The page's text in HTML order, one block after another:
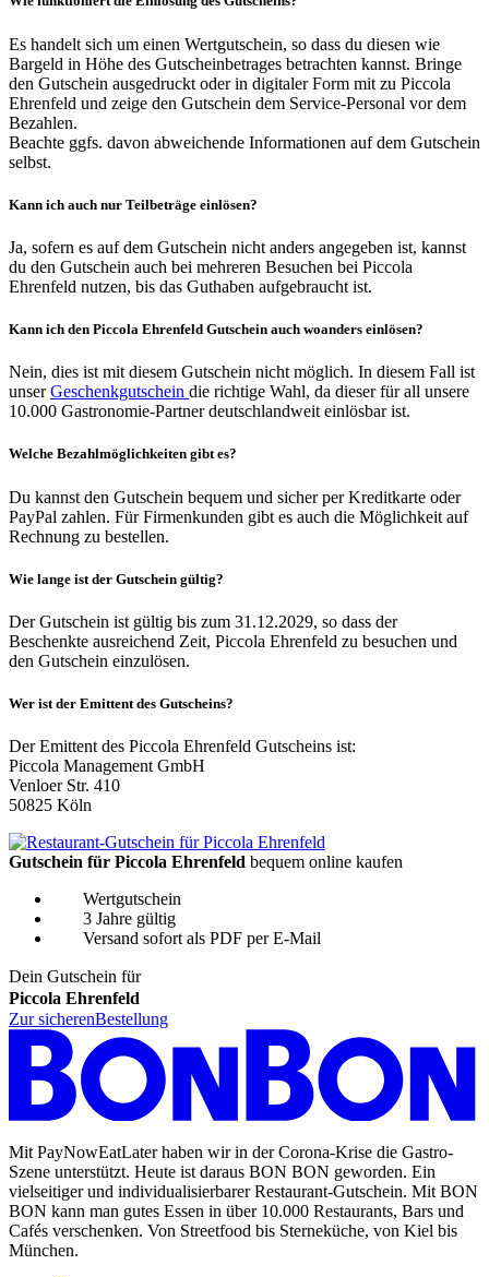
Es handelt sich um einen Wertgutschein, so dass du diesen wie
Bargeld in Höhe des Gutscheinbetrages betrachten kannst. Bringe
den Gutschein ausgedruckt oder in digitaler Form mit zu Piccola
Ehrenfeld und zeige den Gutschein dem Service-Personal vor dem
Bezahlen.
Beachte ggfs. davon abweichende Informationen auf dem Gutschein
selbst.
Kann ich auch nur Teilbeträge einlösen?
Ja, sofern es auf dem Gutschein nicht anders angegeben ist, kannst
du den Gutschein auch bei mehreren Besuchen bei Piccola
Ehrenfeld nutzen, bis das Guthaben aufgebraucht ist.
Kann ich den Piccola Ehrenfeld Gutschein auch woanders einlösen?
Nein, dies ist mit diesem Gutschein nicht möglich. In diesem Fall ist
unserGeschenkgutschein die richtige Wahl, da dieser für all unsere
10.000 Gastronomie-Partner deutschlandweit einlösbar ist.
Welche Bezahlmöglichkeiten gibt es?
Du kannst den Gutschein bequem und sicher per Kreditkarte oder
PayPal zahlen. Für Firmenkunden gibt es auch die Möglichkeit auf
Rechnung zu bestellen.
Wie lange ist der Gutschein gültig?
Der Gutschein ist gültig bis zum 31.12.2029, so dass der
Beschenkte ausreichend Zeit, Piccola Ehrenfeld zu besuchen und
den Gutschein einzulösen.
Wer ist der Emittent des Gutscheins?
Der Emittent des Piccola Ehrenfeld Gutscheins ist:
Piccola Management GmbH
Venloer Str. 410
50825 Köln
Gutschein für Piccola Ehrenfeld bequem online kaufen
Wertgutschein
3 Jahre gültig
Versand sofort als PDF per E-Mail
Dein Gutschein für
Piccola Ehrenfeld
Zur sicherenBestellung
Mit PayNowEatLater haben wir in der Corona-Krise die Gastro-
Szene unterstützt. Heute ist daraus BON BON geworden. Ein
vielseitiger und individualisierbarer Restaurant-Gutschein. Mit BON
BON kann man gutes Essen in über 10.000 Restaurants, Bars und
Cafés verschenken. Von Streetfood bis Sterneküche, von Kiel bis
München.